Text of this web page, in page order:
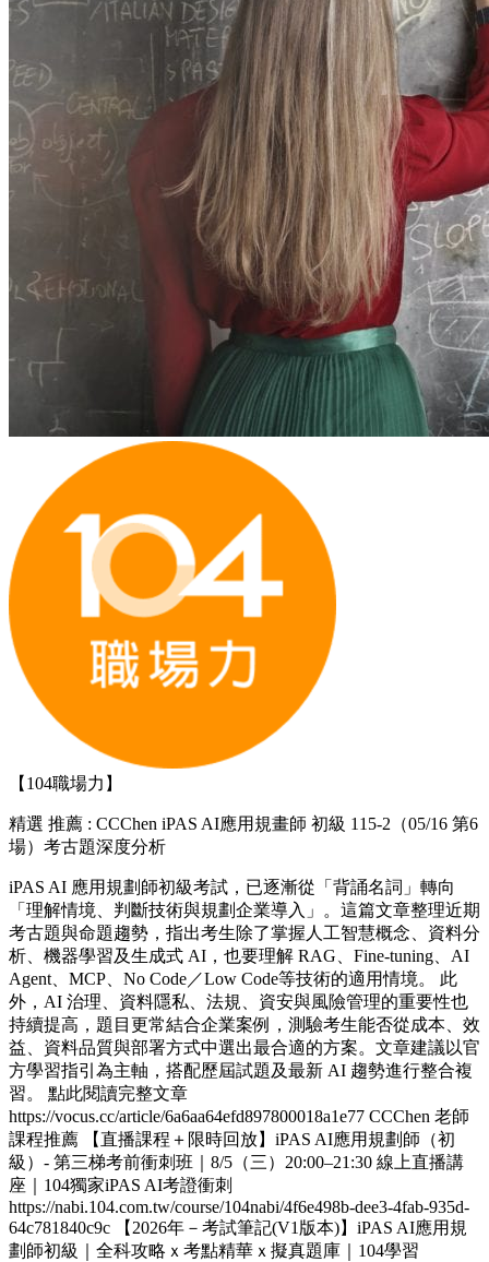
【104職場力】
精選 推薦 : CCChen iPAS AI應用規畫師 初級 115-2（05/16 第6
場）考古題深度分析
iPAS AI 應用規劃師初級考試，已逐漸從「背誦名詞」轉向
「理解情境、判斷技術與規劃企業導入」。這篇文章整理近期
考古題與命題趨勢，指出考生除了掌握人工智慧概念、資料分
析、機器學習及生成式 AI，也要理解 RAG、Fine-tuning、AI
Agent、MCP、No Code／Low Code等技術的適用情境。 此
外，AI 治理、資料隱私、法規、資安與風險管理的重要性也
持續提高，題目更常結合企業案例，測驗考生能否從成本、效
益、資料品質與部署方式中選出最合適的方案。文章建議以官
方學習指引為主軸，搭配歷屆試題及最新 AI 趨勢進行整合複
習。 點此閱讀完整文章
https://vocus.cc/article/6a6aa64efd897800018a1e77 CCChen 老師
課程推薦 【直播課程＋限時回放】iPAS AI應用規劃師（初
級）- 第三梯考前衝刺班｜8/5（三）20:00–21:30 線上直播講
座｜104獨家iPAS AI考證衝刺
https://nabi.104.com.tw/course/104nabi/4f6e498b-dee3-4fab-935d-
64c781840c9c 【2026年－考試筆記(V1版本)】iPAS AI應用規
劃師初級｜全科攻略ｘ考點精華ｘ擬真題庫｜104學習